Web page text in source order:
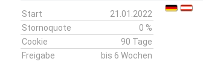
Start
21.01.2022
Stornoquote
0 %
Cookie
90 Tage
Freigabe
bis 6 Wochen